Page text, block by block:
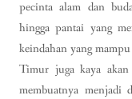
pecinta alam dan
hingga pantai yang
keindahan yang
Timur juga kaya akan
membuatnya menjadi